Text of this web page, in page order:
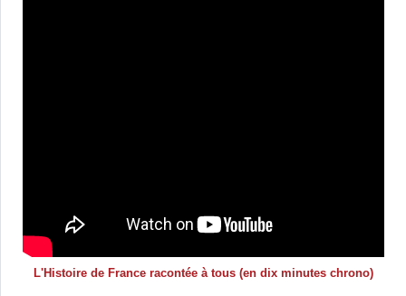
L'Histoire de France racontée à tous (en dix minutes chrono)